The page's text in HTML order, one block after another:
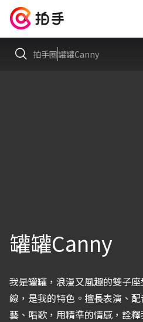
拍手圈罐罐Canny
罐罐Canny
我是罐罐，浪漫又風趣的雙子
線，是我的特色。擅長表演、配音、
藝、唱歌，用精準的情感，詮